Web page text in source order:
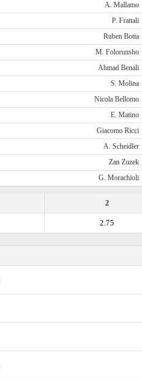
A. Mallamo
P. Frattali
Ruben Botta
M. Folorunsho
Ahmad Benali
S. Molina
Nicola Bellomo
E. Matino
Giacomo Ricci
A. Scheidler
Zan Zuzek
G. Morachioli
2
2.75